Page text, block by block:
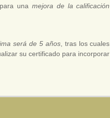
una mejora de la calificación
será de 5 años, tras los cuales
su certificado para incorporar